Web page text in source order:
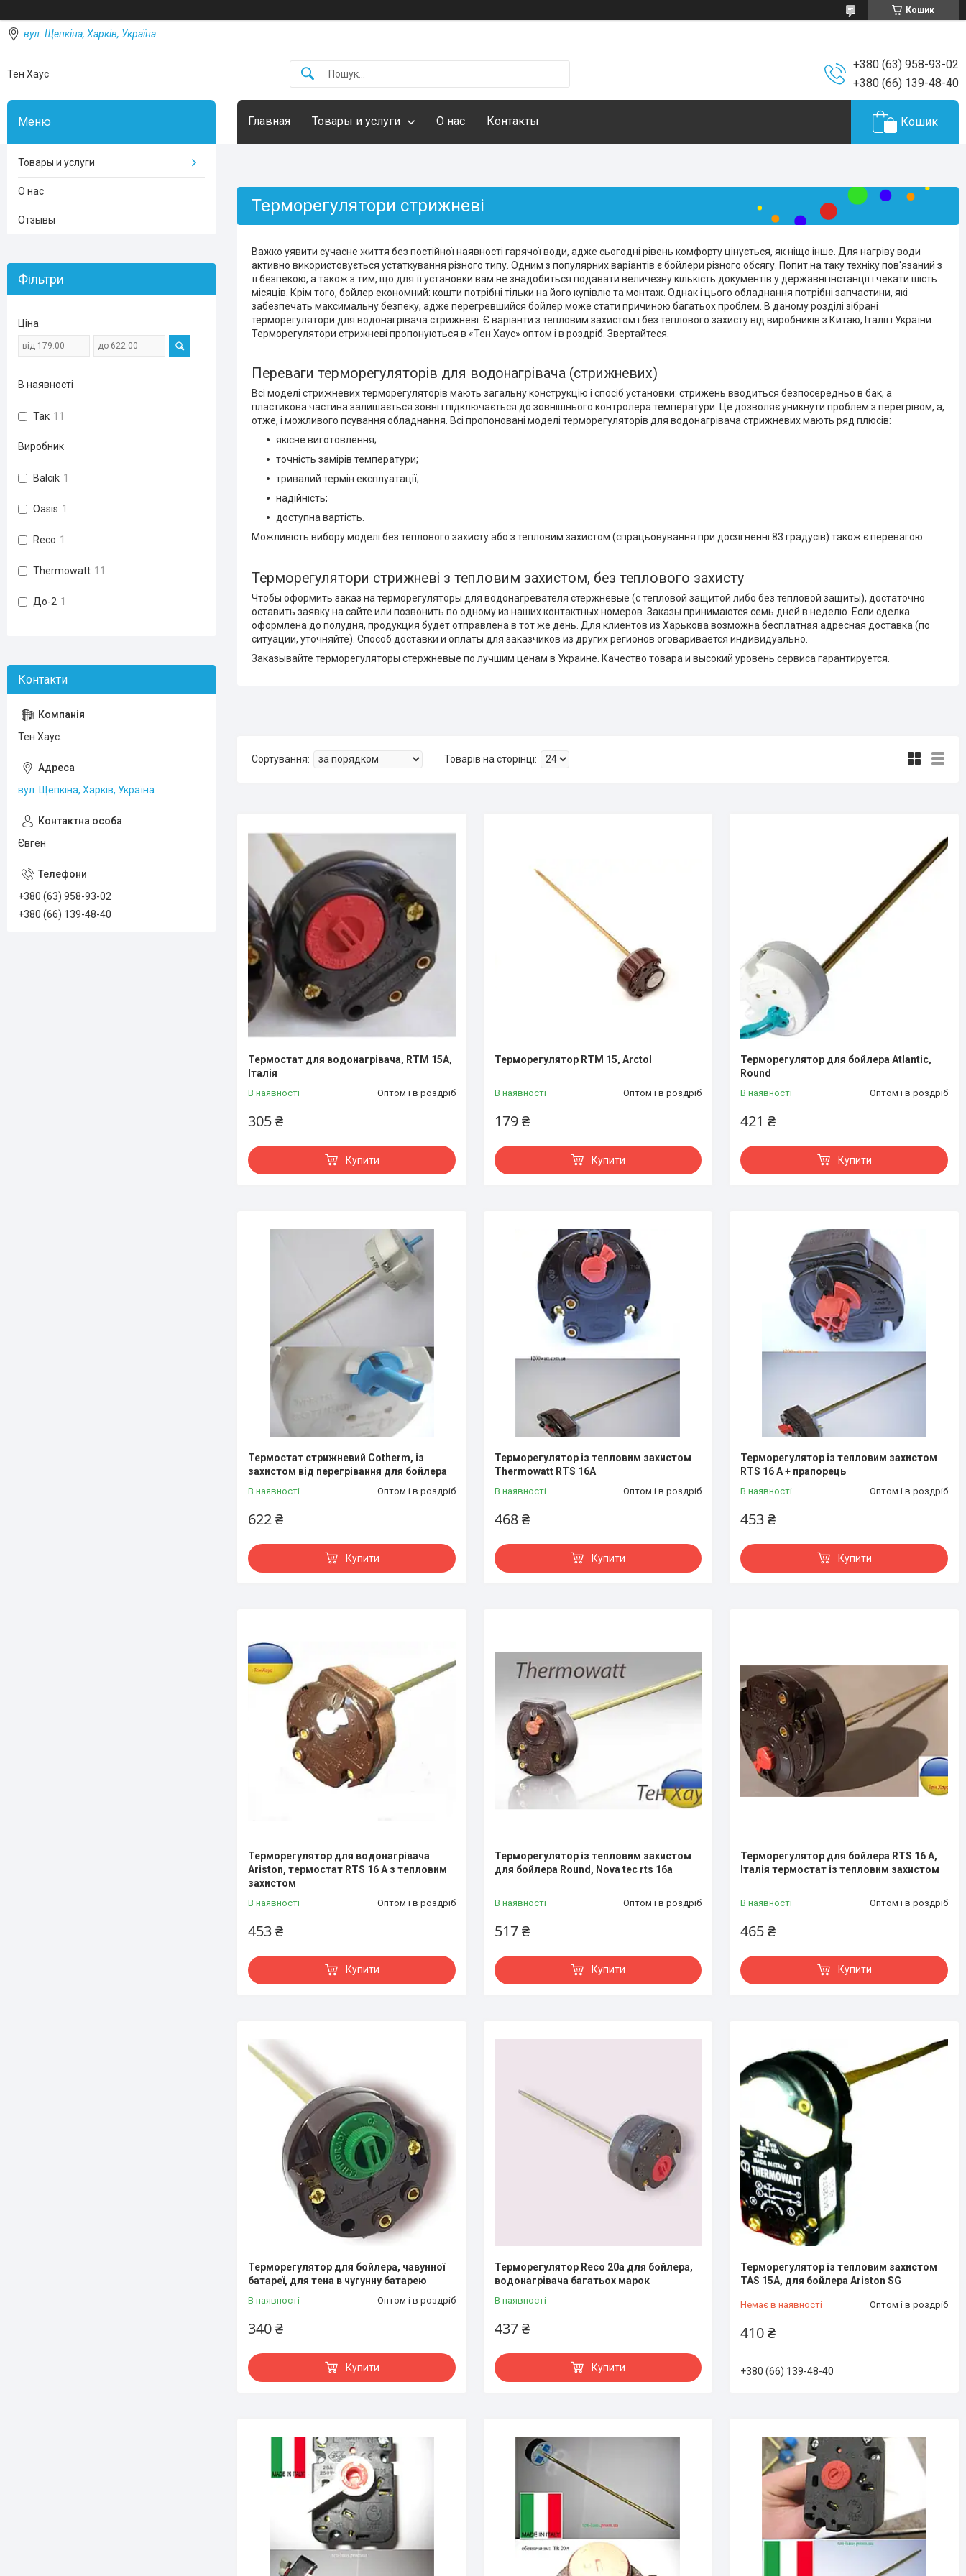
Кошик
вул. Щепкіна, Харків, Україна
Тен Хаус
+380 (63) 958-93-02
+380 (66) 139-48-40
Главная Товары и услуги О нас Контакты Кошик
Терморегулятори стрижневі
Важко уявити сучасне життя без постійної наявності гарячої води, адже сьогодні рівень комфорту цінується, як ніщо інше. Для нагріву води
активно використовується устаткування різного типу. Одним з популярних варіантів є бойлери різного обсягу. Попит на таку техніку пов'язаний з
її безпекою, а також з тим, що для її установки вам не знадобиться подавати величезну кількість документів у державні інстанції і чекати шість
місяців. Крім того, бойлер економний: кошти потрібні тільки на його купівлю та монтаж. Однак і цього обладнання потрібні запчастини, які
забезпечать максимальну безпеку, адже перегревшийся бойлер може стати причиною багатьох проблем. В даному розділі зібрані
терморегулятори для водонагрівача стрижневі. Є варіанти з тепловим захистом і без теплового захисту від виробників з Китаю, Італії і України.
Терморегулятори стрижневі пропонуються в «Тен Хаус» оптом і в роздріб. Звертайтеся.
Переваги терморегуляторів для водонагрівача (стрижневих)
Всі моделі стрижневих терморегуляторів мають загальну конструкцію і спосіб установки: стрижень вводиться безпосередньо в бак, а
пластикова частина залишається зовні і підключається до зовнішнього контролера температури. Це дозволяє уникнути проблем з перегрівом, а,
отже, і можливого псування обладнання. Всі пропоновані моделі терморегуляторів для водонагрівача стрижневих мають ряд плюсів:
якісне виготовлення;
точність замірів температури;
тривалий термін експлуатації;
надійність;
доступна вартість.
Можливість вибору моделі без теплового захисту або з тепловим захистом (спрацьовування при досягненні 83 градусів) також є перевагою.
Терморегулятори стрижневі з тепловим захистом, без теплового захисту
Чтобы оформить заказ на терморегуляторы для водонагревателя стержневые (с тепловой защитой либо без тепловой защиты), достаточно
оставить заявку на сайте или позвонить по одному из наших контактных номеров. Заказы принимаются семь дней в неделю. Если сделка
оформлена до полудня, продукция будет отправлена в тот же день. Для клиентов из Харькова возможна бесплатная адресная доставка (по
ситуации, уточняйте). Способ доставки и оплаты для заказчиков из других регионов оговаривается индивидуально.
Заказывайте терморегуляторы стержневые по лучшим ценам в Украине. Качество товара и высокий уровень сервиса гарантируется.
Термостат для водонагрівача, RTM 15A,
Італія
В наявності Оптом і в роздріб
305 ₴
Купити
Терморегулятор RTM 15, Arctol
В наявності Оптом і в роздріб
179 ₴
Купити
Терморегулятор для бойлера Atlantic,
Round
В наявності Оптом і в роздріб
421 ₴
Купити
Термостат стрижневий Cotherm, із
захистом від перегрівання для бойлера
В наявності Оптом і в роздріб
622 ₴
Купити
Терморегулятор із тепловим захистом
Thermowatt RTS 16A
В наявності Оптом і в роздріб
468 ₴
Купити
Терморегулятор із тепловим захистом
RTS 16 A + прапорець
В наявності Оптом і в роздріб
453 ₴
Купити
Терморегулятор для водонагрівача
Ariston, термостат RTS 16 A з тепловим
захистом
В наявності Оптом і в роздріб
453 ₴
Купити
Терморегулятор із тепловим захистом
для бойлера Round, Nova tec rts 16a
В наявності Оптом і в роздріб
517 ₴
Купити
Терморегулятор для бойлера RTS 16 A,
Італія термостат із тепловим захистом
В наявності Оптом і в роздріб
465 ₴
Купити
Терморегулятор для бойлера, чавунної
батареї, для тена в чугунну батарею
В наявності Оптом і в роздріб
340 ₴
Купити
Терморегулятор Reco 20a для бойлера,
водонагрівача багатьох марок
В наявності
437 ₴
Купити
Терморегулятор із тепловим захистом
TAS 15A, для бойлера Ariston SG
Немає в наявності Оптом і в роздріб
410 ₴
+380 (66) 139-48-40
Товары и услуги
О нас
Отзывы
Фільтри
Ціна
В наявності
Так 11
Виробник
Balcik 1
Oasis 1
Reco 1
Thermowatt 11
До-2 1
Тен Хаус.
вул. Щепкіна, Харків, Україна
Євген
+380 (63) 958-93-02
+380 (66) 139-48-40